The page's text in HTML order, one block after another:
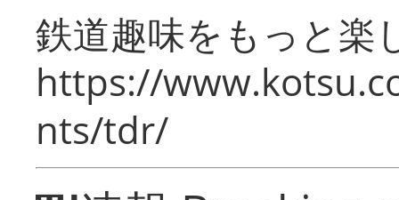
鉄道趣味をもっと楽
https://
nts/tdr/